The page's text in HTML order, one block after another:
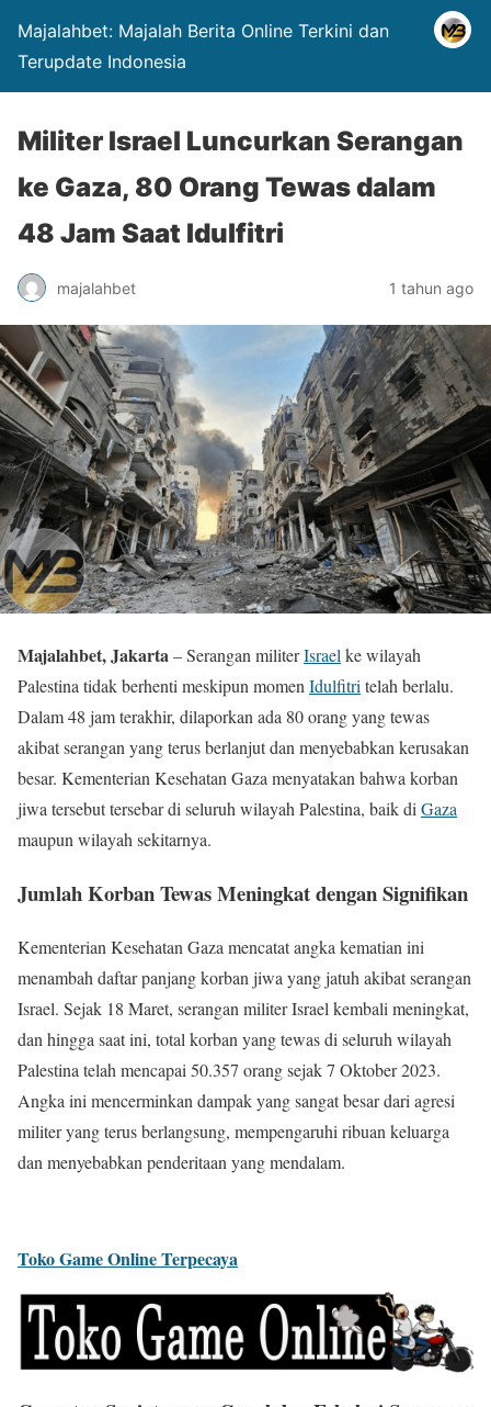
Majalahbet: Majalah Berita Online Terkini dan
Terupdate Indonesia
Militer Israel Luncurkan Serangan
ke Gaza, 80 Orang Tewas dalam
48 Jam Saat Idulfitri
majalahbet 1 tahun ago
Majalahbet, Jakarta– Serangan militerIsraelke wilayah
Palestina tidak berhenti meskipun momenIdulfitritelah berlalu.
Dalam 48 jam terakhir, dilaporkan ada 80 orang yang tewas
akibat serangan yang terus berlanjut dan menyebabkan kerusakan
besar. Kementerian Kesehatan Gaza menyatakan bahwa korban
jiwa tersebut tersebar di seluruh wilayah Palestina, baik diGaza
maupun wilayah sekitarnya.
Jumlah Korban Tewas Meningkat dengan Signifikan
Kementerian Kesehatan Gaza mencatat angka kematian ini
menambah daftar panjang korban jiwa yang jatuh akibat serangan
Israel. Sejak 18 Maret, serangan militer Israel kembali meningkat,
dan hingga saat ini, total korban yang tewas di seluruh wilayah
Palestina telah mencapai 50.357 orang sejak 7 Oktober 2023.
Angka ini mencerminkan dampak yang sangat besar dari agresi
militer yang terus berlangsung, mempengaruhi ribuan keluarga
dan menyebabkan penderitaan yang mendalam.
Toko Game Online Terpecaya